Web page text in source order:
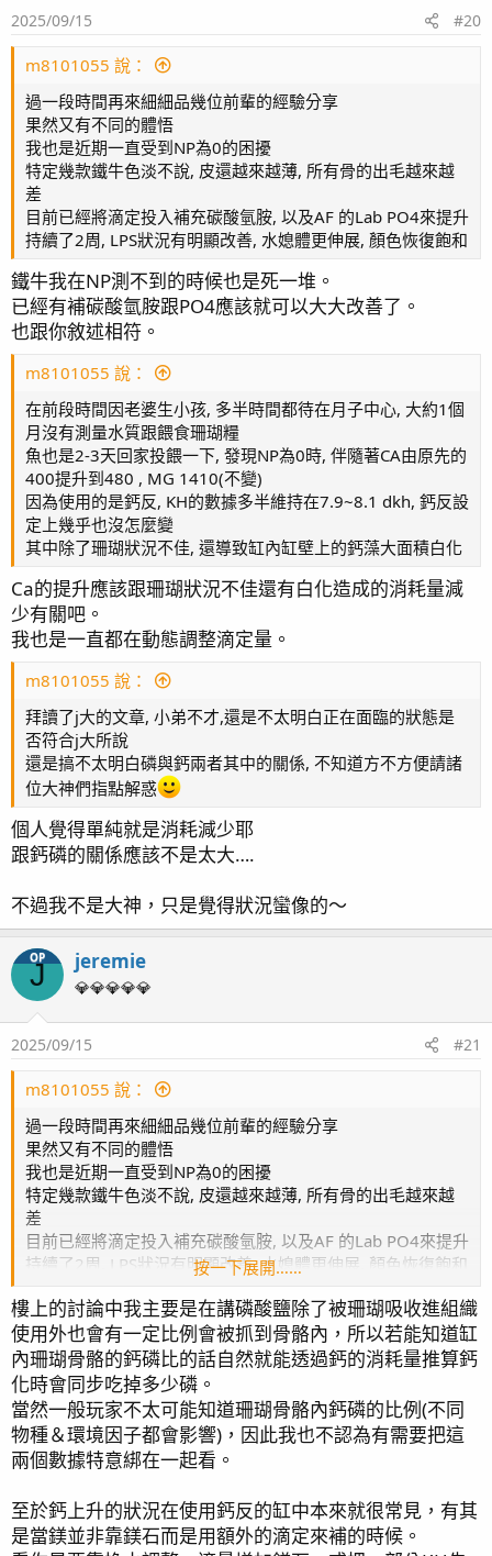
2025/09/15 #20
m8101055 說：
過一段時間再來細細品幾位前輩的經驗分享
果然又有不同的體悟
我也是近期一直受到NP為0的困擾
特定幾款鐵牛色淡不說, 皮還越來越薄, 所有骨的出毛越來越
差
目前已經將滴定投入補充碳酸氫胺, 以及AF 的Lab PO4來提升
持續了2周, LPS狀況有明顯改善, 水媳體更伸展, 顏色恢復飽和
鐵牛我在NP測不到的時候也是死一堆。
已經有補碳酸氫胺跟PO4應該就可以大大改善了。
也跟你敘述相符。
m8101055 說：
在前段時間因老婆生小孩, 多半時間都待在月子中心, 大約1個
月沒有測量水質跟餵食珊瑚糧
魚也是2-3天回家投餵一下, 發現NP為0時, 伴隨著CA由原先的
400提升到480 , MG 1410(不變)
因為使用的是鈣反, KH的數據多半維持在7.9~8.1 dkh, 鈣反設
定上幾乎也沒怎麼變
其中除了珊瑚狀況不佳, 還導致缸內缸壁上的鈣藻大面積白化
Ca的提升應該跟珊瑚狀況不佳還有白化造成的消耗量減
少有關吧。
我也是一直都在動態調整滴定量。
m8101055 說：
拜讀了j大的文章, 小弟不才,還是不太明白正在面臨的狀態是
否符合j大所說
還是搞不太明白磷與鈣兩者其中的關係, 不知道方不方便請諸
位大神們指點解惑
個人覺得單純就是消耗減少耶
跟鈣磷的關係應該不是太大….
不過我不是大神，只是覺得狀況蠻像的～
OP
J jeremie
💎💎💎💎💎
2025/09/15 #21
m8101055 說：
過一段時間再來細細品幾位前輩的經驗分享
果然又有不同的體悟
我也是近期一直受到NP為0的困擾
特定幾款鐵牛色淡不說, 皮還越來越薄, 所有骨的出毛越來越
差
目前已經將滴定投入補充碳酸氫胺, 以及AF 的Lab PO4來提升
持續了2周, LPS狀況有明顯改善, 水媳體更伸展, 顏色恢復飽和
在前段時間因老婆生小孩, 多半時間都待在月子中心, 大約1個
月沒有測量水質跟餵食珊瑚糧
魚也是2-3天回家投餵一下, 發現NP為0時, 伴隨著CA由原先的
400提升到480 , MG 1410(不變)
因為使用的是鈣反, KH的數據多半維持在7.9~8.1 dkh, 鈣反設
定上幾乎也沒怎麼變
其中除了珊瑚狀況不佳, 還導致缸內缸壁上的鈣藻大面積白化
否符合j大所說
還是搞不太明白磷與鈣兩者其中的關係, 不知道方不方便請諸
按一下展開……
樓上的討論中我主要是在講磷酸鹽除了被珊瑚吸收進組織
使用外也會有一定比例會被抓到骨骼內，所以若能知道缸
內珊瑚骨骼的鈣磷比的話自然就能透過鈣的消耗量推算鈣
化時會同步吃掉多少磷。
當然一般玩家不太可能知道珊瑚骨骼內鈣磷的比例(不同
物種＆環境因子都會影響)，因此我也不認為有需要把這
兩個數據特意綁在一起看。
至於鈣上升的狀況在使用鈣反的缸中本來就很常見，有其
是當鎂並非靠鎂石而是用額外的滴定來補的時候。